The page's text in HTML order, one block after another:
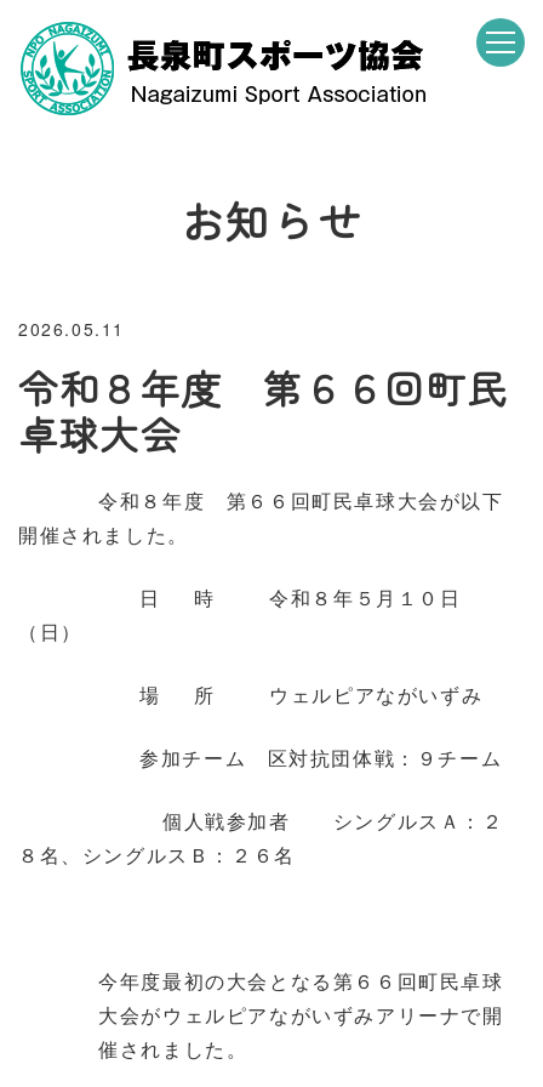
お知らせ
2026.05.11
令和８年度 第６６回町民
卓球大会
令和８年度 第６６回町民卓球大会が以下
開催されました。
日時
令和８年５月１０日
（日）
場所 ウェルピアながいずみ
参加チーム 区対抗団体戦：９チーム
個人戦参加者 シングルスＡ：２
８名、シングルスＢ：２６名
今年度最初の大会となる第６６回町民卓球
大会がウェルピアながいずみアリーナで開
催されました。